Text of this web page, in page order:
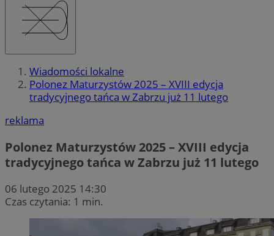
Wiadomości lokalne
Polonez Maturzystów 2025 – XVIII edycja
tradycyjnego tańca w Zabrzu już 11 lutego
reklama
Polonez Maturzystów 2025 – XVIII edycja
tradycyjnego tańca w Zabrzu już 11 lutego
06 lutego 2025 14:30
Czas czytania: 1 min.